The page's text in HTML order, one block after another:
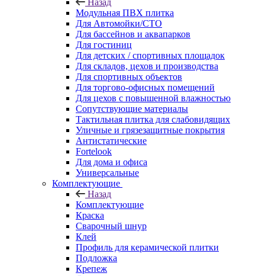
Модульная ПВХ плитка
Для Автомойки/СТО
Для бассейнов и аквапарков
Для гостиниц
Для детских / спортивных площадок
Для складов, цехов и производства
Для спортивных объектов
Для торгово-офисных помещений
Для цехов с повышенной влажностью
Сопутствующие материалы
Тактильная плитка для слабовидящих
Уличные и грязезащитные покрытия
Антистатические
Fortelook
Для дома и офиса
Универсальные
Комплектующие
Назад
Комплектующие
Краска
Сварочный шнур
Клей
Профиль для керамической плитки
Подложка
Крепеж